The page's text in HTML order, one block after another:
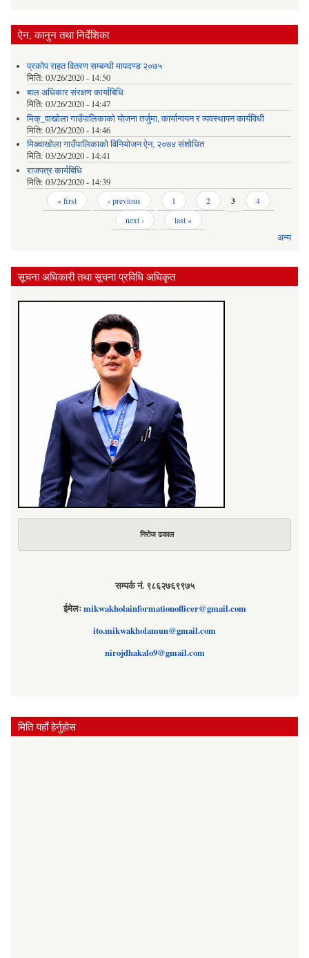
ऐन, कानुन तथा निर्देशिका
प्रकोप राहत वितरण सम्बन्धी मापदण्ड २०७५
मिति: 03/26/2020 - 14:50
बाल अधिकार संरक्षण कार्याबिधि
मिति: 03/26/2020 - 14:47
मिक्_वाखोला गाउँपालिकाको योजना तर्जुमा, कार्यान्वयन र व्यवस्थापन कार्यविधी
मिति: 03/26/2020 - 14:46
मिक्वाखोला गाउँपालिकाको विनियोजन ऐन, २०७४ संशोधित
मिति: 03/26/2020 - 14:41
राजपत्र कार्यबिधि
मिति: 03/26/2020 - 14:39
« first ‹ previous 1 2 3
4
next ›
last »
अन्य
सूचना अधिकारी तथा सूचना प्रविधि अधिकृत
निरोज ढकाल
सम्पर्क नं. ९८६२७६९९७५
ईमेलःmikwakholainformationofficer@gmail.com
ito.mikwakholamun@gmail.com
nirojdhakalo9@gmail.com
मिति यहाँ हेर्नुहोस